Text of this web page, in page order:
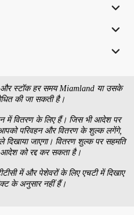
और स्टॉक हर समय Miamland या उसके
की जा सकती है।
में वितरण के लिए हैं। जिस भी आदेश पर
परिवहन और वितरण के शुल्क लगेंगे,
जाएगा। वितरण शुल्क पर सहमति
को रद्द कर सकता है।
में और पेशेवरों के लिए एचटी में दिखाए
के अनुसार नहीं हैं।